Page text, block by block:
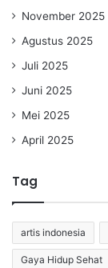
November 2025
Agustus 2025
Juli 2025
Juni 2025
Mei 2025
April 2025
Tag
artis indonesia
Gaya Hidup Sehat